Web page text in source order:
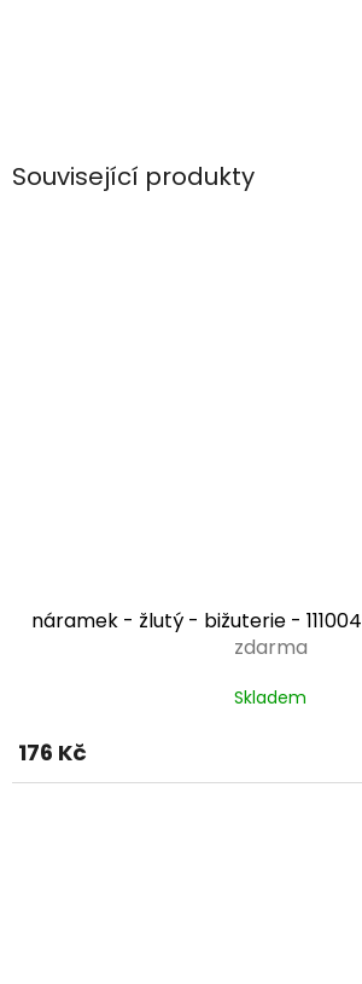
Související produkty
náramek - žlutý - bižuterie - 111004
zdarma
Skladem
176 Kč